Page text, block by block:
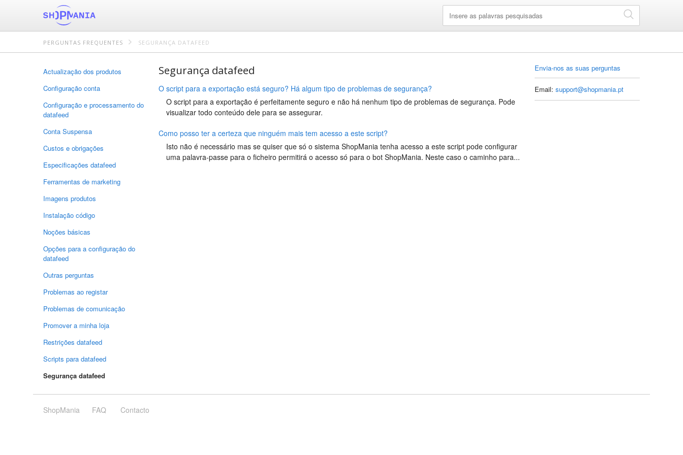
PERGUNTAS FREQUENTES SEGURANÇA DATAFEED
Actualização dos produtos
Configuração conta
Configuração e processamento do
datafeed
Conta Suspensa
Custos e obrigações
Especificações datafeed
Ferramentas de marketing
Imagens produtos
Instalação código
Noções básicas
Opções para a configuração do
datafeed
Outras perguntas
Problemas ao registar
Problemas de comunicação
Promover a minha loja
Restrições datafeed
Scripts para datafeed
Segurança datafeed
Segurança datafeed
O script para a exportação está seguro? Há algum tipo de problemas de segurança?
O script para a exportação é perfeitamente seguro e não há nenhum tipo de problemas de segurança. Pode
visualizar todo conteúdo dele para se assegurar.
Como posso ter a certeza que ninguém mais tem acesso a este script?
Isto não é necessário mas se quiser que só o sistema ShopMania tenha acesso a este script pode configurar
uma palavra-passe para o ficheiro permitirá o acesso só para o bot ShopMania. Neste caso o caminho para...
Envia-nos as suas perguntas
Email: support@shopmania.pt
ShopMania FAQ Contacto